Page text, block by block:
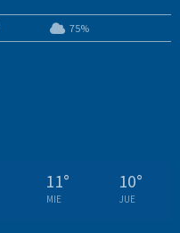
75%
11°
MIE
10°
JUE